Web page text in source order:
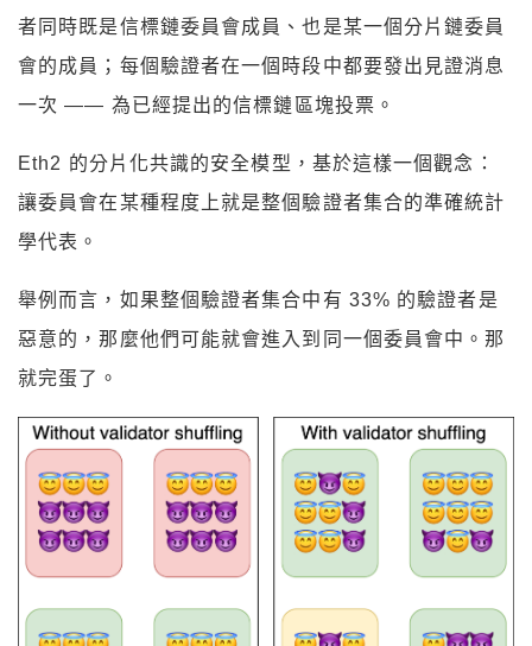
者同時既是信標鏈委員會成員、也是某一個分片鏈委員
會的成員；每個驗證者在一個時段中都要發出見證消息
一次 —— 為已經提出的信標鏈區塊投票。
Eth2 的分片化共識的安全模型，基於這樣一個觀念：
讓委員會在某種程度上就是整個驗證者集合的準確統計
學代表。
舉例而言，如果整個驗證者集合中有 33% 的驗證者是
惡意的，那麼他們可能就會進入到同一個委員會中。那
就完蛋了。